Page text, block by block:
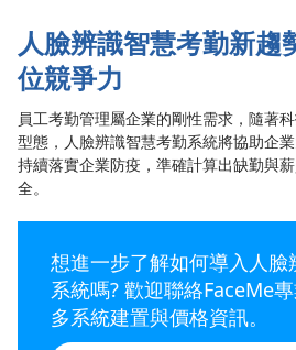
人臉辨識智慧考勤新趨
位競爭力
員工考勤管理屬企業的剛性需求，隨著
型態，人臉辨識智慧考勤系統將協助企業
持續落實企業防疫，準確計算出缺勤與
全。
想進一步了解如何導入人臉
系統嗎? 歡迎聯絡FaceMe
多系統建置與價格資訊。